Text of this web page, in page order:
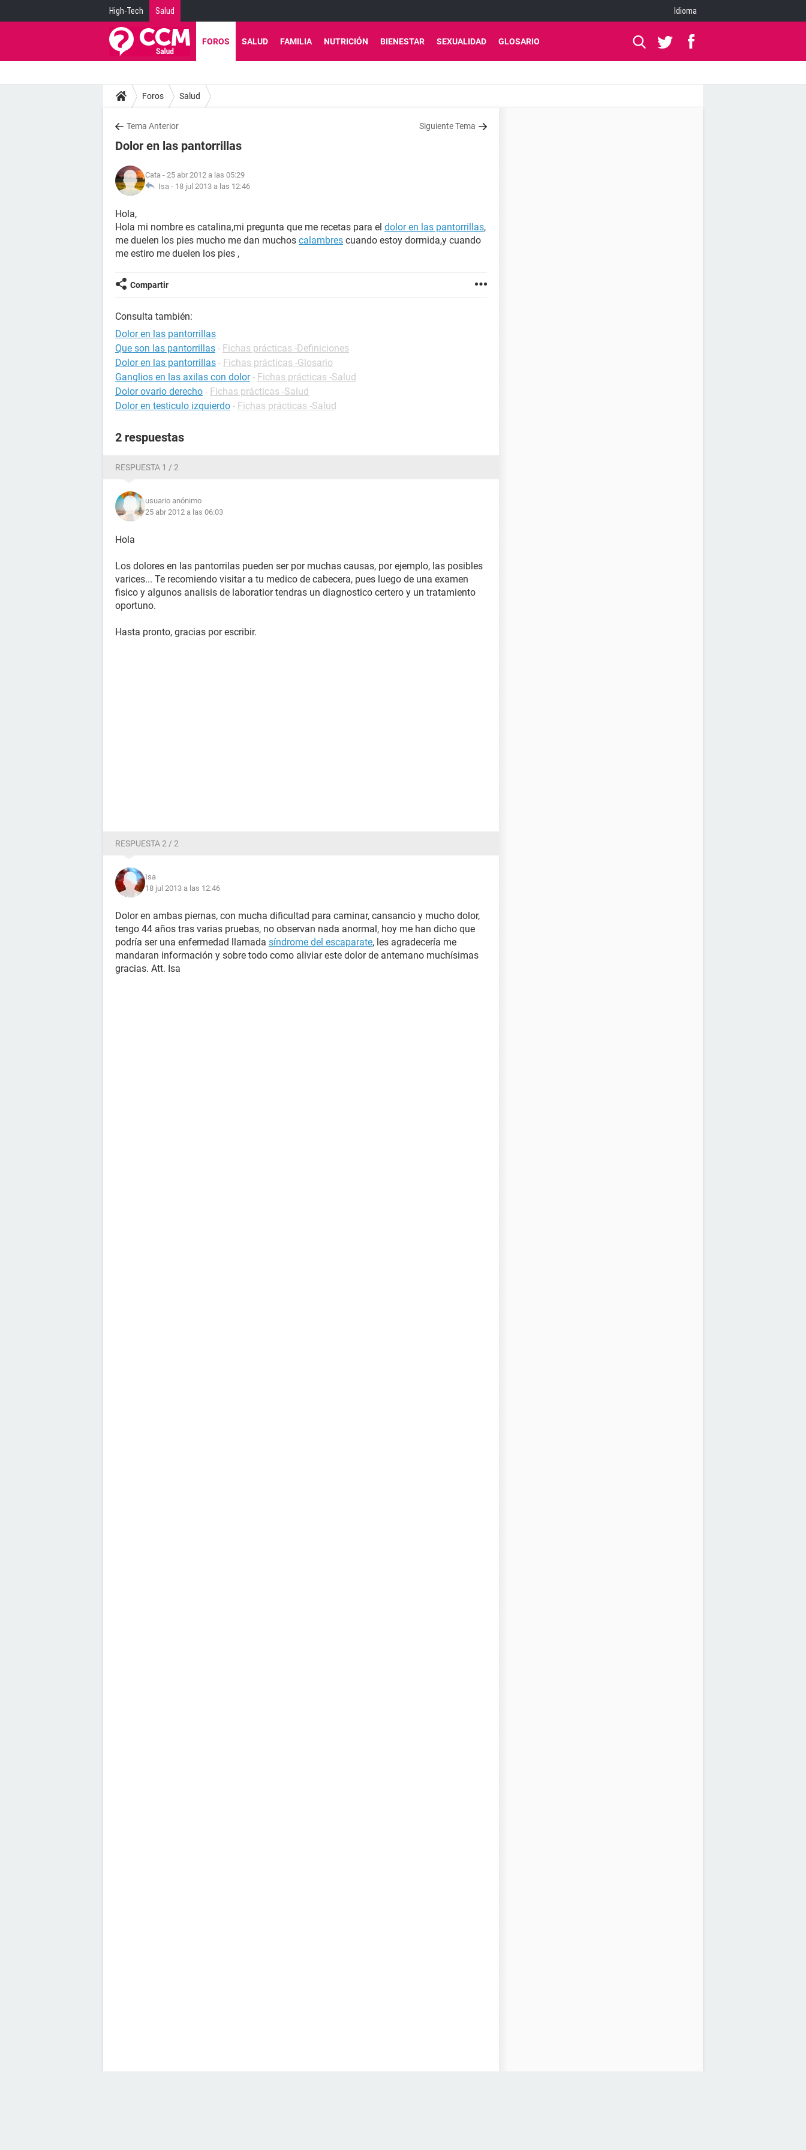
High-Tech Salud Idioma
FOROS SALUD FAMILIA NUTRICIÓN BIENESTAR SEXUALIDAD GLOSARIO
Foros Salud
Tema Anterior Siguiente Tema
Dolor en las pantorrillas
Cata - 25 abr 2012 a las 05:29
Isa - 18 jul 2013 a las 12:46
Hola,
Hola mi nombre es catalina,mi pregunta que me recetas para el dolor en las pantorrillas,
me duelen los pies mucho me dan muchos calambres cuando estoy dormida,y cuando
me estiro me duelen los pies ,
Compartir
Consulta también:
Dolor en las pantorrillas
Que son las pantorrillas - Fichas prácticas -Definiciones
Dolor en las pantorrillas - Fichas prácticas -Glosario
Ganglios en las axilas con dolor - Fichas prácticas -Salud
Dolor ovario derecho - Fichas prácticas -Salud
Dolor en testiculo izquierdo - Fichas prácticas -Salud
2 respuestas
RESPUESTA 1 / 2
usuario anónimo
25 abr 2012 a las 06:03
Hola
Los dolores en las pantorrilas pueden ser por muchas causas, por ejemplo, las posibles
varices... Te recomiendo visitar a tu medico de cabecera, pues luego de una examen
fisico y algunos analisis de laboratior tendras un diagnostico certero y un tratamiento
oportuno.
Hasta pronto, gracias por escribir.
RESPUESTA 2 / 2
Isa
18 jul 2013 a las 12:46
Dolor en ambas piernas, con mucha dificultad para caminar, cansancio y mucho dolor,
tengo 44 años tras varias pruebas, no observan nada anormal, hoy me han dicho que
podría ser una enfermedad llamada síndrome del escaparate, les agradecería me
mandaran información y sobre todo como aliviar este dolor de antemano muchísimas
gracias. Att. Isa